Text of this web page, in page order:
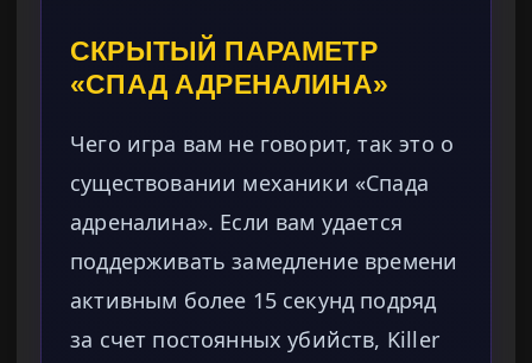
СКРЫТЫЙ ПАРАМЕТР
«СПАД АДРЕНАЛИНА»
Чего игра вам не говорит, так это о
существовании механики «Спада
адреналина». Если вам удается
поддерживать замедление времени
активным более 15 секунд подряд
за счет постоянных убийств, Killer